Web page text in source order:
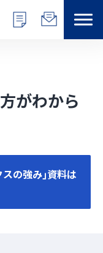
がわから
の強み｣資料は